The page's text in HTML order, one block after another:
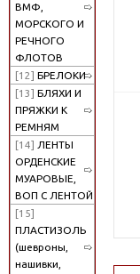
ВМФ,
МОРСКОГО И
РЕЧНОГО
ФЛОТОВ
[12] БРЕЛОКИ
[13] БЛЯХИ И
ПРЯЖКИ К
РЕМНЯМ
[14] ЛЕНТЫ
ОРДЕНСКИЕ
МУАРОВЫЕ,
ВОП С ЛЕНТОЙ
[15]
ПЛАСТИЗОЛЬ
(шевроны,
нашивки,